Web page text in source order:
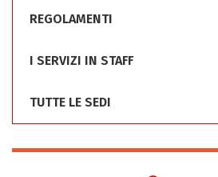
REGOLAMENTI
I SERVIZI IN STAFF
TUTTE LE SEDI